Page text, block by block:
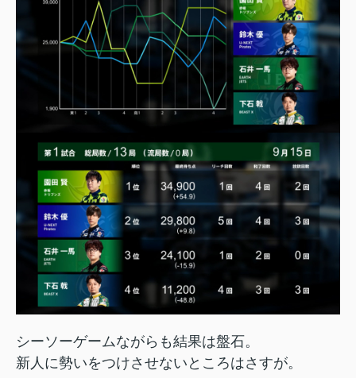
シーソーゲームながらも結果は盤石。
新人に勢いをつけさせないところはさすが。